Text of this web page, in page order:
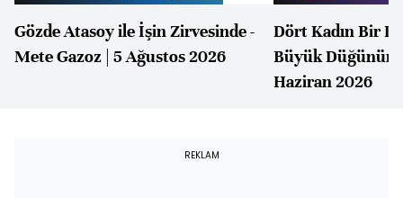
Gözde Atasoy ile İşin Zirvesinde -
Mete Gazoz | 5 Ağustos 2026
Dört Kadın Bir
Büyük
Haziran 2026
REKLAM